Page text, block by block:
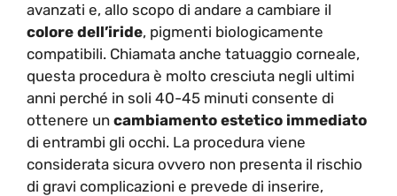
avanzati e, allo scopo di andare a cambiare il
colore dell’iride, pigmenti biologicamente
compatibili. Chiamata anche tatuaggio corneale,
questa procedura è molto cresciuta negli ultimi
anni perché in soli 40-45 minuti consente di
ottenere un cambiamento estetico immediato
di entrambi gli occhi. La procedura viene
considerata sicura ovvero non presenta il rischio
di gravi complicazioni e prevede di inserire,